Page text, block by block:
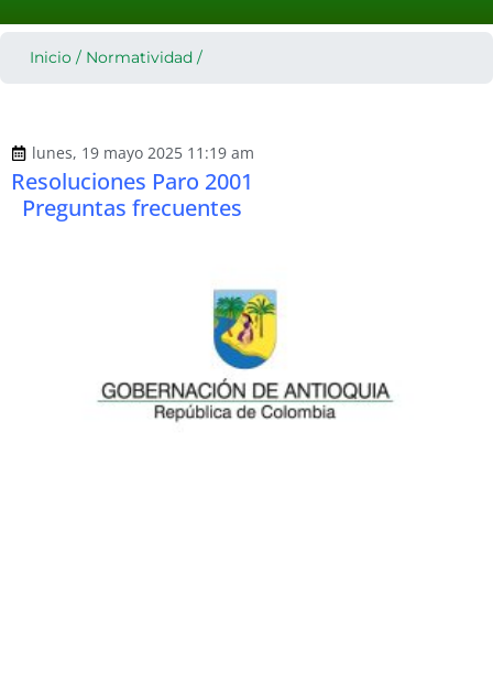
Inicio / Normatividad /
lunes, 19 mayo 2025 11:19 am
Resoluciones Paro 2001
Preguntas frecuentes